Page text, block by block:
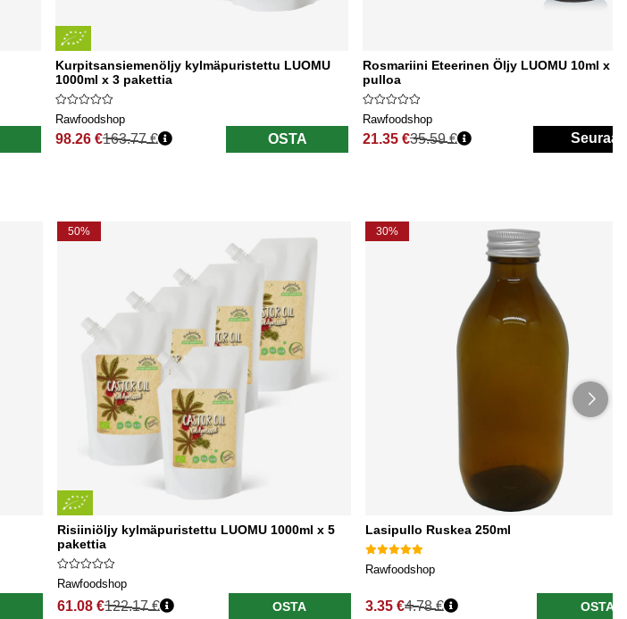
Kurpitsansiemenöljy kylmäpuristettu LUOMU
1000ml x 3 pakettia
Rawfoodshop
98.26 €
Normaali hinta
163.77 € OSTA
Rosmariini Eteerinen Öljy LUOMU 10ml x 3
pulloa
Rawfoodshop
21.35 €
Normaali hinta
35.59 € Seuraa
50%
Risiiniöljy kylmäpuristettu LUOMU 1000ml x 5
pakettia
Rawfoodshop
61.08 €122.17 € OSTA
30%
Lasipullo Ruskea 250ml
Rawfoodshop
3.35 €4.78 € OSTA